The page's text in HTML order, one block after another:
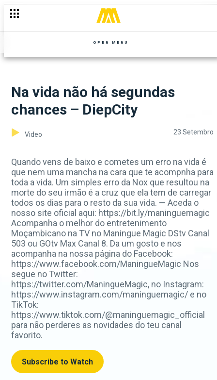
OPEN MENU
Na vida não há segundas
chances – DiepCity
Video 23 Setembro
Quando vens de baixo e cometes um erro na vida é
que nem uma mancha na cara que te acompnha para
toda a vida. Um simples erro da Nox que resultou na
morte do seu irmão é a cruz que ela tem de carregar
todos os dias para o resto da sua vida. — Aceda o
nosso site oficial aqui: https://bit.ly/maninguemagic
Acompanha o melhor do entretenimento
Moçambicano na TV no Maningue Magic DStv Canal
503 ou GOtv Max Canal 8. Da um gosto e nos
acompanha na nossa página do Facebook:
https://www.facebook.com/ManingueMagic Nos
segue no Twitter:
https://twitter.com/ManingueMagic, no Instagram:
https://www.instagram.com/maninguemagic/ e no
TikTok:
https://www.tiktok.com/@maninguemagic_official
para não perderes as novidades do teu canal
favorito.
Subscribe to Watch